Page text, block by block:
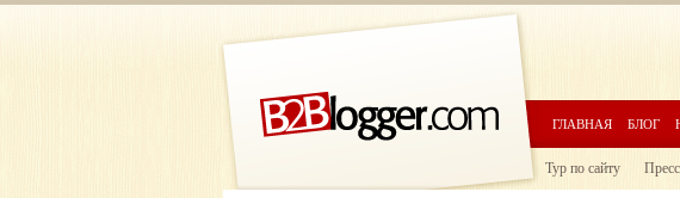
ГЛАВНАЯ БЛОГ
Тур по сайту